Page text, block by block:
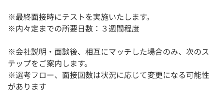
※最終面接時にテストを実施いたします。
※内々定までの所要日数：３週間程度
※会社説明・面談後、相互にマッチした場合のみ、次のス
テップをご案内します。
※選考フロー、面接回数は状況に応じて変更になる可能性
があります